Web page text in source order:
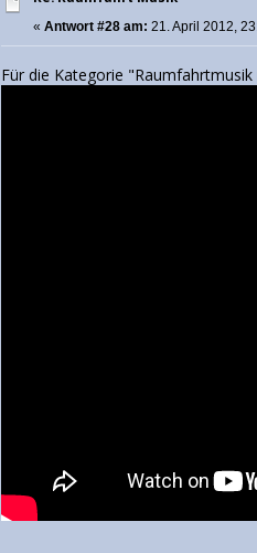
«Antwort #28 am: 21. April 2012,
Für die Kategorie